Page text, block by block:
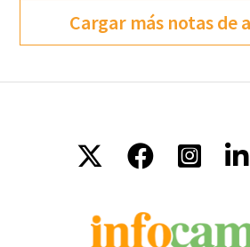
Cargar más notas de